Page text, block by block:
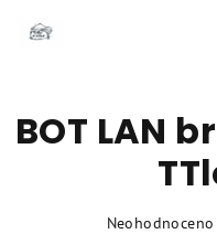
BOT LAN
Průměrné
Neohodnoceno